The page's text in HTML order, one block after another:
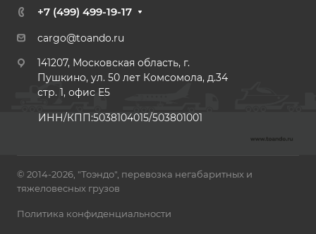
+7 (499) 499-19-17
cargo@toando.ru
141207, Московская область, г.
Пушкино, ул. 50 лет Комсомола, д.34
стр. 1, офис E5
ИНН/КПП:5038104015/503801001
© 2014-2026, "Тоэндо", перевозка негабаритных и
тяжеловесных грузов
Политика конфиденциальности